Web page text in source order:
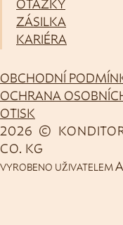
OTÁZKY
ZÁSILKA
KARIÉRA
2026 ©
CO. KG
OBCHODNÍ
OCHRANA
OTISK
VYROBENO UŽIVATELEM